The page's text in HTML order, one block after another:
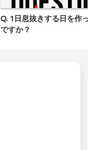
Q. 1日息抜きする日を作
ですか？